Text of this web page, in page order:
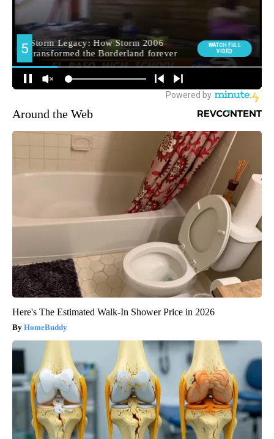
Around the Web
Here's The Estimated Walk-In Shower Price in 2026
HomeBuddy